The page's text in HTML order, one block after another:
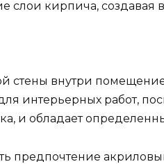
слои кирпича,
стены внутри
интерьерных работ,
и обладает
предпочтение